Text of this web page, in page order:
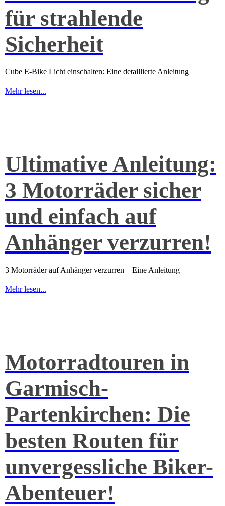
für strahlende
Sicherheit
Cube E-Bike Licht einschalten: Eine detaillierte Anleitung
Mehr lesen...
Ultimative Anleitung:
3 Motorräder sicher
und einfach auf
Anhänger verzurren!
3 Motorräder auf Anhänger verzurren – Eine Anleitung
Mehr lesen...
Motorradtouren in
Garmisch-
Partenkirchen: Die
besten Routen für
unvergessliche Biker-
Abenteuer!